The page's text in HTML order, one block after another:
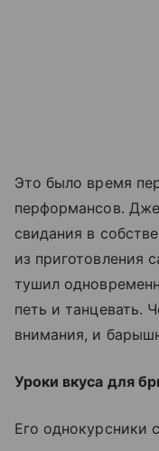
Это было время
перформансов.
свидания в
из приготовления
тушил
петь и танцевать.
внимания, и
Уроки вкуса для
Его однокурсники